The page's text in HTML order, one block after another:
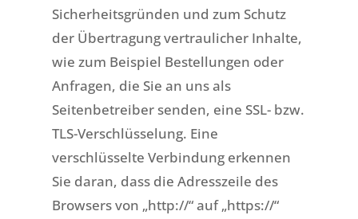
Sicherheitsgründen und zum Schutz
der Übertragung vertraulicher Inhalte,
wie zum Beispiel Bestellungen oder
Anfragen, die Sie an uns als
Seitenbetreiber senden, eine SSL- bzw.
TLS-Verschlüsselung. Eine
verschlüsselte Verbindung erkennen
Sie daran, dass die Adresszeile des
Browsers von „http://“ auf „https://“